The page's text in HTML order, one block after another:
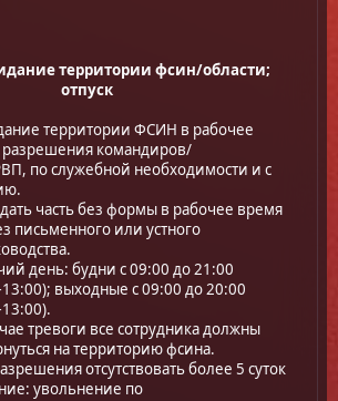
территории фсин/области;
отпуск
территории ФСИН в рабочее
разрешения командиров/
по служебной необходимости и с
часть без формы в рабочее время
письменного или устного
день: будни с 09:00 до 21:00
выходные с 09:00 до 20:00
тревоги все сотрудника должны
на территорию фсина.
отсутствовать более 5 суток
увольнение по